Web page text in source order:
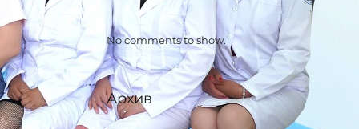
No comments to show.
Архив